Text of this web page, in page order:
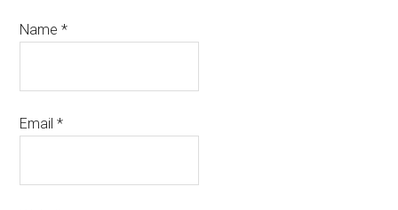
Name*
Email*